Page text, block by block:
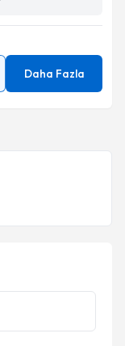
Daha Fazla